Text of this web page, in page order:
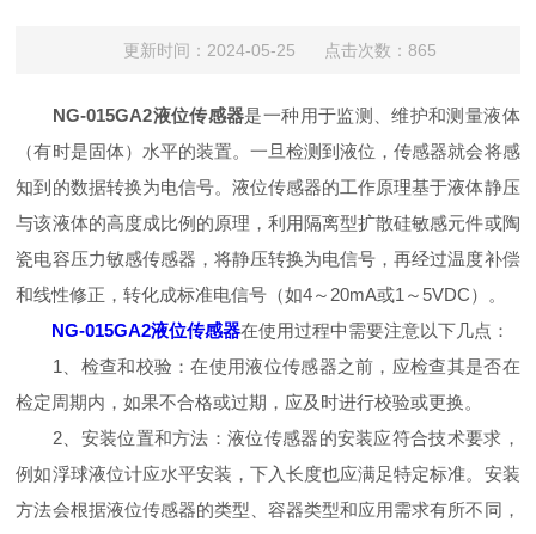
更新时间：2024-05-25 点击次数：865
NG-015GA2液位传感器是一种用于监测、维护和测量液体
（有时是固体）水平的装置。一旦检测到液位，传感器就会将感
知到的数据转换为电信号。液位传感器的工作原理基于液体静压
与该液体的高度成比例的原理，利用隔离型扩散硅敏感元件或陶
瓷电容压力敏感传感器，将静压转换为电信号，再经过温度补偿
和线性修正，转化成标准电信号（如4～20mA或1～5VDC）。
NG-015GA2液位传感器在使用过程中需要注意以下几点：
1、检查和校验：在使用液位传感器之前，应检查其是否在
检定周期内，如果不合格或过期，应及时进行校验或更换。
2、安装位置和方法：液位传感器的安装应符合技术要求，
例如浮球液位计应水平安装，下入长度也应满足特定标准。安装
方法会根据液位传感器的类型、容器类型和应用需求有所不同，